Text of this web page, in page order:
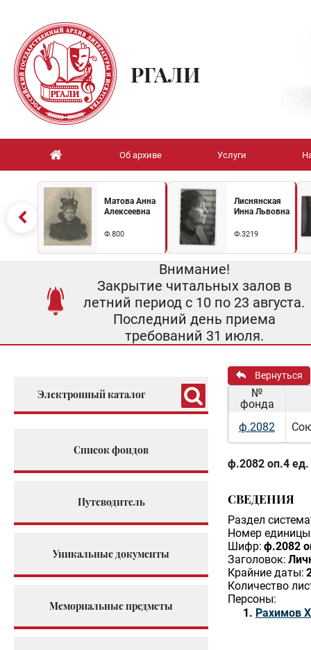
РГАЛИ
Об архиве Услуги
Матова Анна
Алексеевна
Ф.800
Лиснянская
Инна Львовна
Ф.3219
Внимание!
Закрытие читальных залов в
летний период с 10 по 23 августа.
Последний день приема
требований 31 июля.
Электронный каталог
Список фондов
Путеводитель
Уникальные документы
Мемориальные предметы
Вернуться
№
фонда
ф.2082
ф.2082 оп.4 ед.
СВЕДЕНИЯ
Раздел
Номер единицы
Шифр: ф.2082
Заголовок:
Крайние даты:
Количество
Персоны:
Рахимов